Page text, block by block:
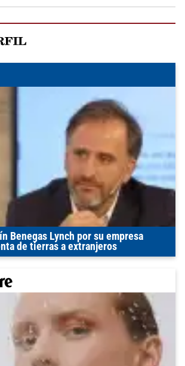
Benegas Lynch por su empresa
de tierras a extranjeros